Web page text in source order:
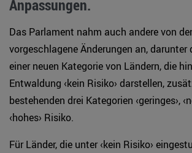
Anpassungen.
Das Parlament nahm auch andere von
vorgeschlagene Änderungen an,
einer neuen Kategorie von Ländern, die
Entwaldung ‹kein Risiko› darstellen,
bestehenden drei Kategorien ‹geringes›,
‹hohes› Risiko.
Für Länder, die unter ‹kein Risiko›